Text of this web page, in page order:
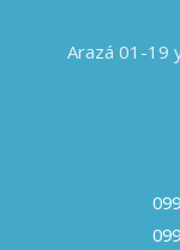
Arazá 01-19